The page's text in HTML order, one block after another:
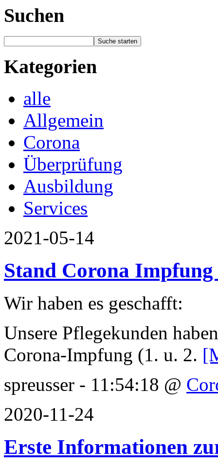
Suchen
Kategorien
alle
Allgemein
Corona
Überprüfung
Ausbildung
Services
2021-05-14
Stand Corona
Wir haben es geschafft:
Unsere Pflegekunden
Corona-Impfung (1. u. 2.
spreusser - 11:54:18 @
2020-11-24
Erste Informationen